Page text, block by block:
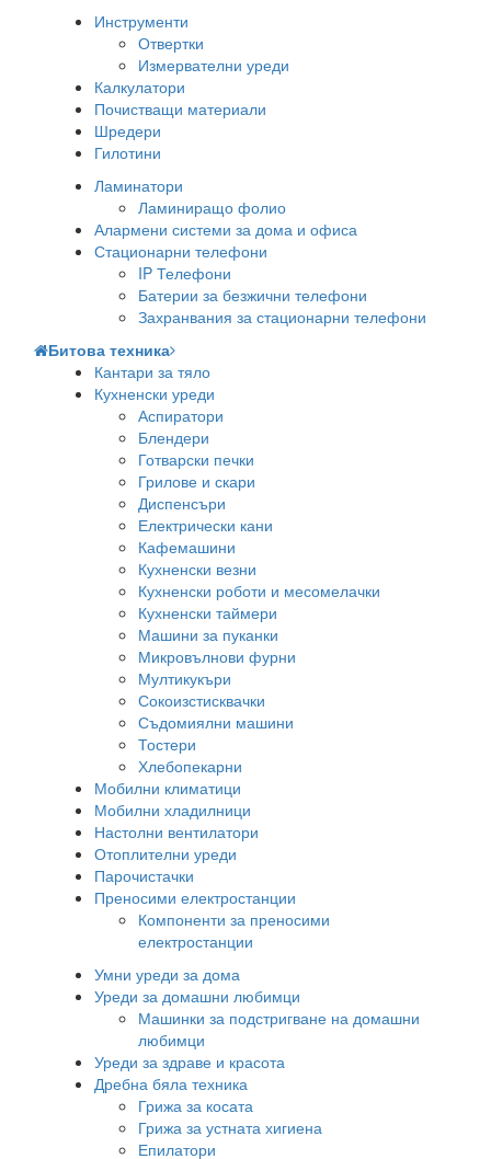
Инструменти
Отвертки
Измервателни уреди
Калкулатори
Почистващи материали
Шредери
Гилотини
Ламинатори
Ламиниращо фолио
Алармени системи за дома и офиса
Стационарни телефони
IP Телефони
Батерии за безжични телефони
Захранвания за стационарни телефони
Битова техника
Кантари за тяло
Кухненски уреди
Аспиратори
Блендери
Готварски печки
Грилове и скари
Диспенсъри
Електрически кани
Кафемашини
Кухненски везни
Кухненски роботи и месомелачки
Кухненски таймери
Машини за пуканки
Микровълнови фурни
Мултикукъри
Сокоизстисквачки
Съдомиялни машини
Тостери
Хлебопекарни
Мобилни климатици
Мобилни хладилници
Настолни вентилатори
Отоплителни уреди
Парочистачки
Преносими електростанции
Компоненти за преносими
електростанции
Умни уреди за дома
Уреди за домашни любимци
Машинки за подстригване на домашни
любимци
Уреди за здраве и красота
Дребна бяла техника
Грижа за косата
Грижа за устната хигиена
Епилатори